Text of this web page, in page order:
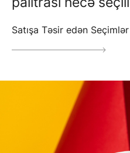
Satışa Təsir edən Seçimlər